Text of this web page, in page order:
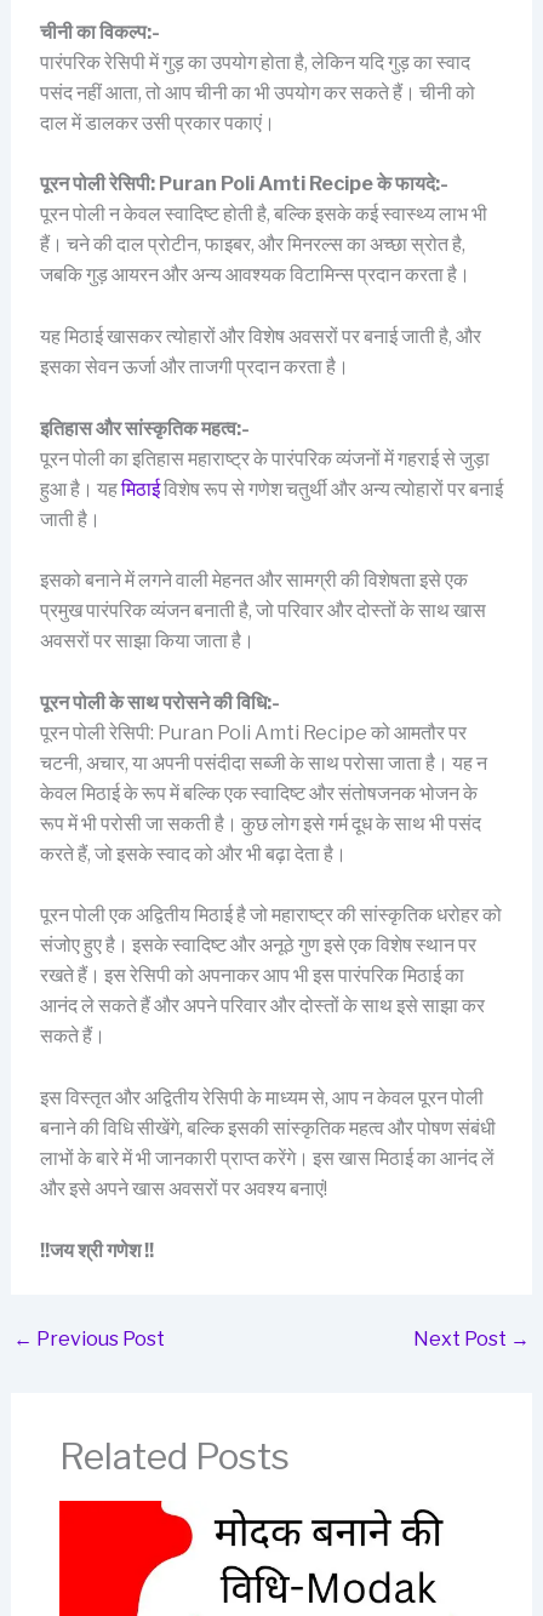
चीनी का विकल्प:-
पारंपरिक रेसिपी में गुड़ का उपयोग होता है, लेकिन यदि गुड़ का स्वाद
पसंद नहीं आता, तो आप चीनी का भी उपयोग कर सकते हैं। चीनी को
दाल में डालकर उसी प्रकार पकाएं।
पूरन पोली रेसिपी: Puran Poli Amti Recipe के फायदे:-
पूरन पोली न केवल स्वादिष्ट होती है, बल्कि इसके कई स्वास्थ्य लाभ भी
हैं। चने की दाल प्रोटीन, फाइबर, और मिनरल्स का अच्छा स्रोत है,
जबकि गुड़ आयरन और अन्य आवश्यक विटामिन्स प्रदान करता है।
यह मिठाई खासकर त्योहारों और विशेष अवसरों पर बनाई जाती है, और
इसका सेवन ऊर्जा और ताजगी प्रदान करता है।
इतिहास और सांस्कृतिक महत्व:-
पूरन पोली का इतिहास महाराष्ट्र के पारंपरिक व्यंजनों में गहराई से जुड़ा
हुआ है। यहमिठाईविशेष रूप से गणेश चतुर्थी और अन्य त्योहारों पर बनाई
जाती है।
इसको बनाने में लगने वाली मेहनत और सामग्री की विशेषता इसे एक
प्रमुख पारंपरिक व्यंजन बनाती है, जो परिवार और दोस्तों के साथ खास
अवसरों पर साझा किया जाता है।
पूरन पोली के साथ परोसने की विधि:-
पूरन पोली रेसिपी: Puran Poli Amti Recipe को आमतौर पर
चटनी, अचार, या अपनी पसंदीदा सब्जी के साथ परोसा जाता है। यह न
केवल मिठाई के रूप में बल्कि एक स्वादिष्ट और संतोषजनक भोजन के
रूप में भी परोसी जा सकती है। कुछ लोग इसे गर्म दूध के साथ भी पसंद
करते हैं, जो इसके स्वाद को और भी बढ़ा देता है।
पूरन पोली एक अद्वितीय मिठाई है जो महाराष्ट्र की सांस्कृतिक धरोहर को
संजोए हुए है। इसके स्वादिष्ट और अनूठे गुण इसे एक विशेष स्थान पर
रखते हैं। इस रेसिपी को अपनाकर आप भी इस पारंपरिक मिठाई का
आनंद ले सकते हैं और अपने परिवार और दोस्तों के साथ इसे साझा कर
सकते हैं।
इस विस्तृत और अद्वितीय रेसिपी के माध्यम से, आप न केवल पूरन पोली
बनाने की विधि सीखेंगे, बल्कि इसकी सांस्कृतिक महत्व और पोषण संबंधी
लाभों के बारे में भी जानकारी प्राप्त करेंगे। इस खास मिठाई का आनंद लें
और इसे अपने खास अवसरों पर अवश्य बनाएं!
!!जय श्री गणेश !!
← Previous Post Next Post →
Related Posts